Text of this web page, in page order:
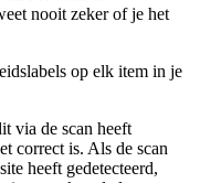
nooit zeker of je het
op elk item in je
via de scan heeft
correct is. Als de scan
heeft gedetecteerd,